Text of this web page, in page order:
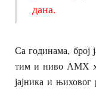
дана.
Са годинама, број
тим и ниво АМХ
јајника и